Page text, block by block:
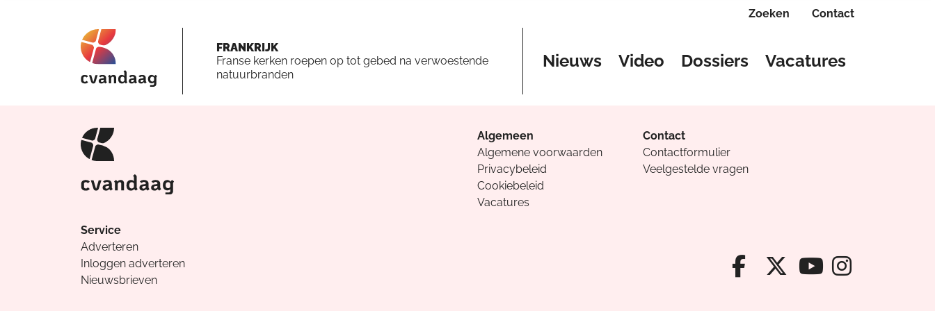
Zoeken Contact
FRANKRIJK
Franse kerken roepen op tot gebed na verwoestende
natuurbranden
Nieuws Video Dossiers Vacatures
Algemeen
Algemene voorwaarden
Privacybeleid
Cookiebeleid
Vacatures
Contact
Contactformulier
Veelgestelde vragen
Service
Adverteren
Inloggen adverteren
Nieuwsbrieven
Facebook van
X van